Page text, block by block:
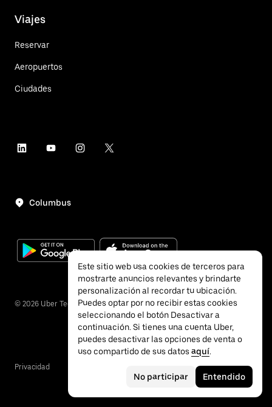
Viajes
Reservar
Aeropuertos
Ciudades
Columbus
© 2026 Uber Technologies, Inc.
Privacidad
Este sitio web usa cookies de terceros para
mostrarte anuncios relevantes y brindarte
personalización al recordar tu ubicación.
Puedes optar por no recibir estas cookies
seleccionando el botón Desactivar a
continuación. Si tienes una cuenta Uber,
puedes desactivar las opciones de venta o
uso compartido de sus datos aquí.
No participar Entendido